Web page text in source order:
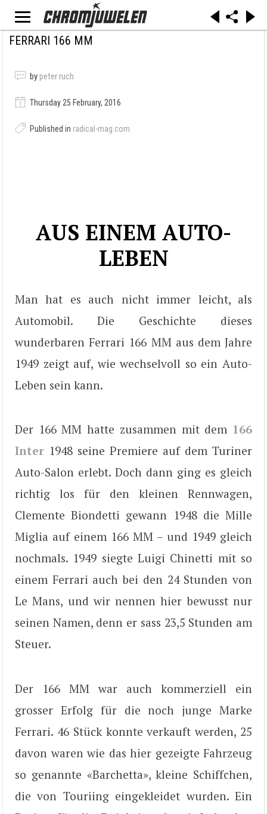
FERRARI 166 MM
by peter ruch
Thursday 25 February, 2016
Published in radical-mag.com
AUS EINEM AUTO-
LEBEN
Man hat es auch nicht immer leicht, als
Automobil. Die Geschichte dieses
wunderbaren Ferrari 166 MM aus dem Jahre
1949 zeigt auf, wie wechselvoll so ein Auto-
Leben sein kann.
Der 166 MM hatte zusammen mit dem 166
Inter 1948 seine Premiere auf dem Turiner
Auto-Salon erlebt. Doch dann ging es gleich
richtig los für den kleinen Rennwagen,
Clemente Biondetti gewann 1948 die Mille
Miglia auf einem 166 MM – und 1949 gleich
nochmals. 1949 siegte Luigi Chinetti mit so
einem Ferrari auch bei den 24 Stunden von
Le Mans, und wir nennen hier bewusst nur
seinen Namen, denn er sass 23,5 Stunden am
Steuer.
Der 166 MM war auch kommerziell ein
grosser Erfolg für die noch junge Marke
Ferrari. 46 Stück konnte verkauft werden, 25
davon waren wie das hier gezeigte Fahrzeug
so genannte «Barchetta», kleine Schiffchen,
die von Touriing eingekleidet wurden. Ein